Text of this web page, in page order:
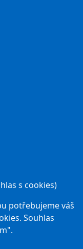
s cookies)
potřebujeme váš
Souhlas